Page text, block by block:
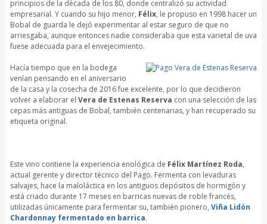
principios de la década de los 80, donde centralizó su actividad
empresarial. Y cuando su hijo menor, Félix, le propuso en 1998 hacer un
Bobal de guarda le dejó experimentar al estar seguro de que no
arriesgaba, aunque entonces nadie consideraba que esta varietal de uva
fuese adecuada para el envejecimiento.
Hacía tiempo que en la bodega
venían pensando en el aniversario
de la casa y la cosecha de 2016 fue excelente, por lo que decidieron
volver a elaborar el Vera de Estenas Reserva con una selección de las
cepas más antiguas de Bobal, también centenarias, y han recuperado su
etiqueta original.
Este vino contiene la experiencia enológica de Félix Martínez Roda,
actual gerente y director técnico del Pago. Fermenta con levaduras
salvajes, hace la maloláctica en los antiguos depósitos de hormigón y
está criado durante 17 meses en barricas nuevas de roble francés,
utilizadas únicamente para fermentar su, también pionero, Viña Lidón
Chardonnay fermentado en barrica.